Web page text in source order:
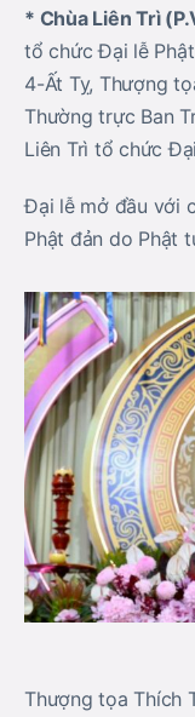
* Chùa Liên Trì
tổ chức Đại lễ
4-Ất Tỵ, Thượng
Thường trực Ban
Liên Trì tổ chức
Đại lễ mở đầu với
Phật đản do Phật
Thượng tọa Thích